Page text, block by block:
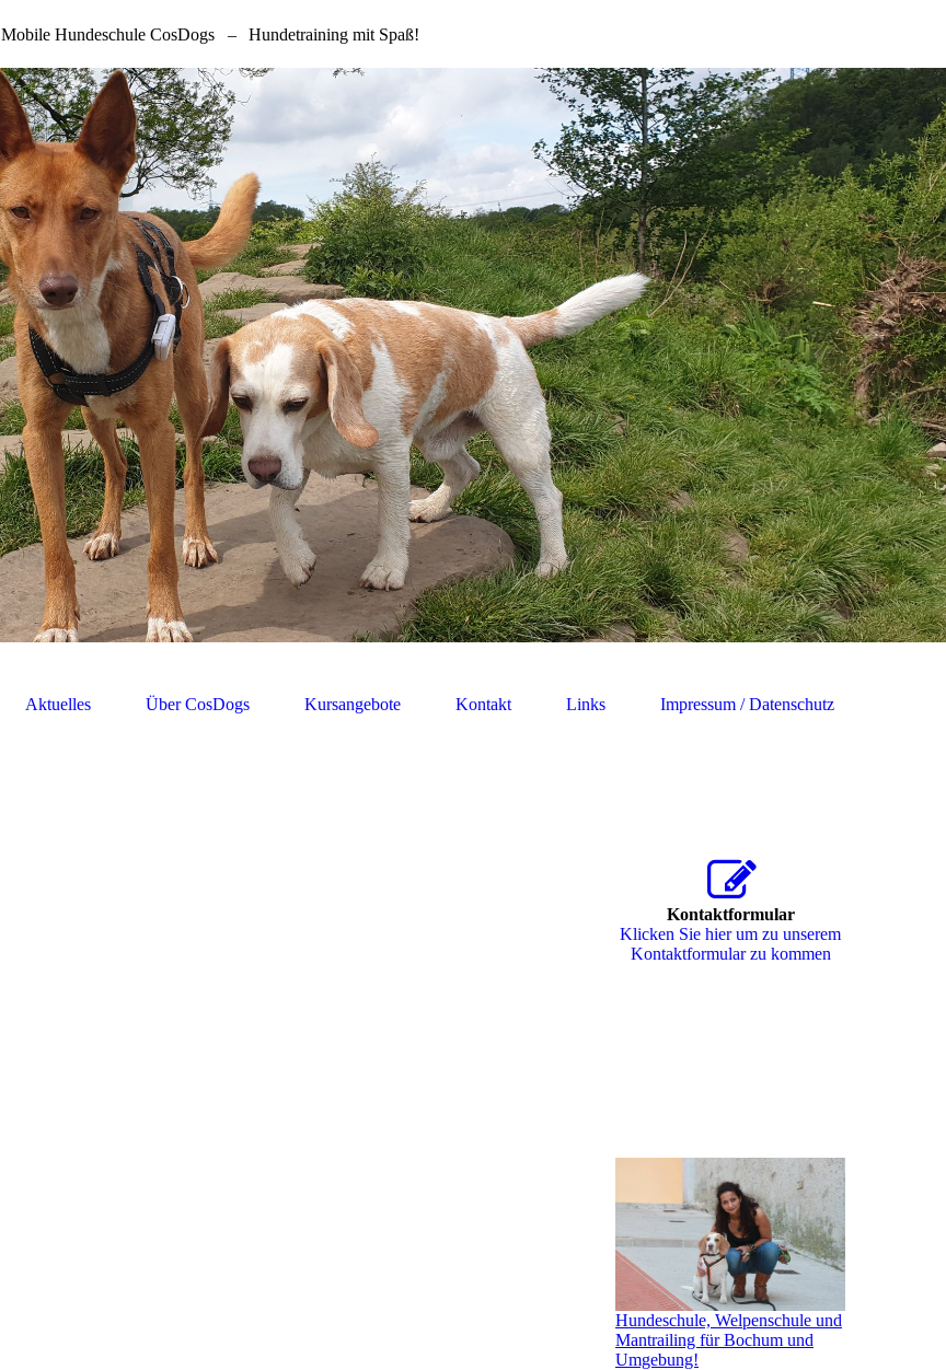
Mobile Hundeschule CosDogs – Hundetraining mit Spaß!
Aktuelles Über CosDogs Kursangebote Kontakt Links Impressum / Datenschutz
Kontaktformular
Klicken Sie hier um zu unserem
Kon­takt­for­mu­lar zu kommen
Hundeschule, Welpenschule und
Mantrailing für Bochum und
Umgebung!